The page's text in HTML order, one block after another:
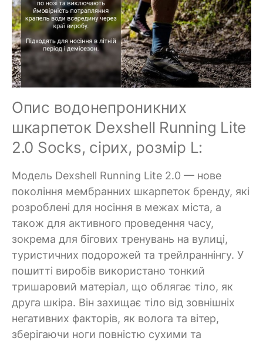
Опис водонепроникних
шкарпеток Dexshell Running Lite
2.0 Socks, сірих, розмір L:
Модель Dexshell Running Lite 2.0 — нове
покоління мембранних шкарпеток бренду, які
розроблені для носіння в межах міста, а
також для активного проведення часу,
зокрема для бігових тренувань на вулиці,
туристичних подорожей та трейлраннінгу. У
пошитті виробів використано тонкий
тришаровий матеріал, що облягає тіло, як
друга шкіра. Він захищає тіло від зовнішніх
негативних факторів, як волога та вітер,
зберігаючи ноги повністю сухими та